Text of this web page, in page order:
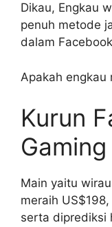
Dikau, Engkau
penuh metode
dalam
Apakah engkau
Kurun
Gaming
Main yaitu
meraih
serta diprediksi